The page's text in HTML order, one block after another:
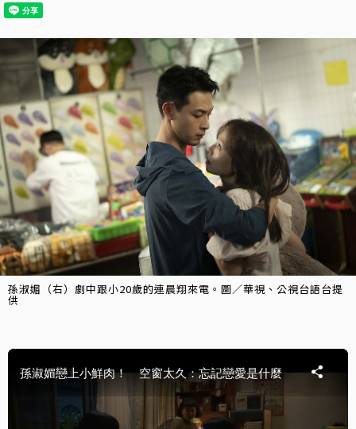
孫淑媚（右）劇中跟小20歲的連晨翔來電。圖／華視、公視台語台提
供